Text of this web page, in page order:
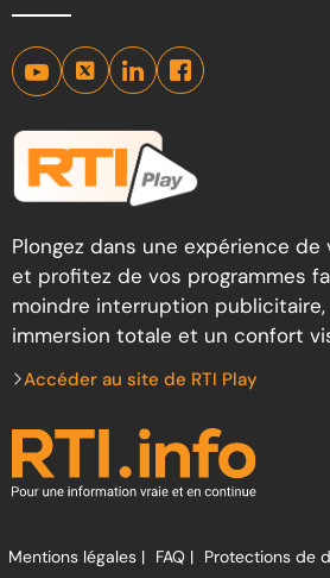
Plongez dans une expérience de
et profitez de vos programmes
moindre interruption publicitaire,
immersion totale et un confort
Accéder au site de RTI Play
Mentions légales | FAQ | Protections de